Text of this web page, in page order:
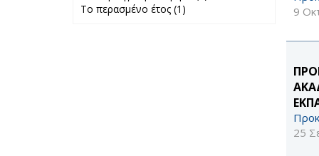
9
25
Το περασμένο έτος (1)